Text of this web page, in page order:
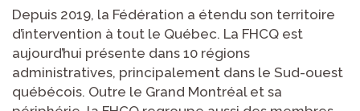
Depuis 2019, la Fédération a étendu son territoire
d’intervention à tout le Québec. La FHCQ est
aujourd’hui présente dans 10 régions
administratives, principalement dans le Sud-ouest
québécois. Outre le Grand Montréal et sa